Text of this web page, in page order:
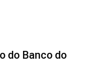
do Banco do